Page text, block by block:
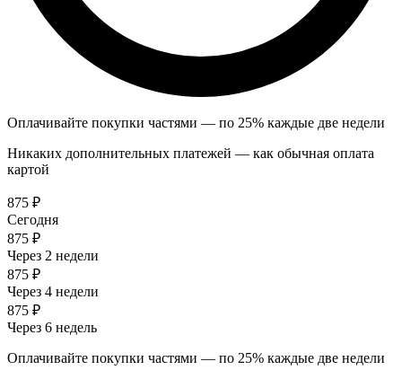
Оплачивайте покупки частями — по 25% каждые две недели
Никаких дополнительных платежей — как обычная оплата
картой
875 ₽
Сегодня
875 ₽
Через 2 недели
875 ₽
Через 4 недели
875 ₽
Через 6 недель
Оплачивайте покупки частями — по 25% каждые две недели